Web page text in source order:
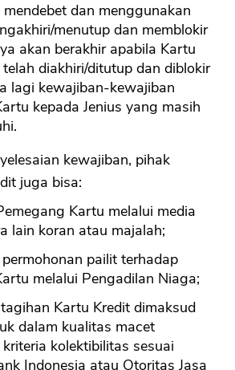
dan menggunakan
menutup dan memblokir
akan berakhir apabila Kartu
telah diakhiri/ditutup dan diblokir
lagi kewajiban-kewajiban
kepada Jenius yang masih
kewajiban, pihak
juga bisa:
Kartu melalui media
lain koran atau majalah;
pailit terhadap
melalui Pengadilan Niaga;
Kartu Kredit dimaksud
dalam kualitas macet
kolektibilitas sesuai
Indonesia atau Otoritas Jasa